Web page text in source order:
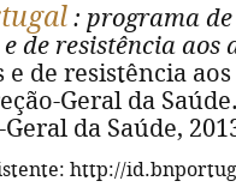
: programa
e de resistência
e de resistência
Geral da
da Saúde,
http://